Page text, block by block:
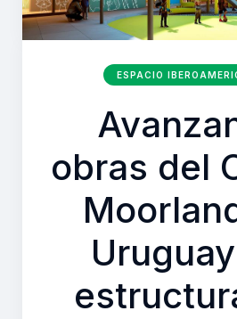
ESPACIO
obras del